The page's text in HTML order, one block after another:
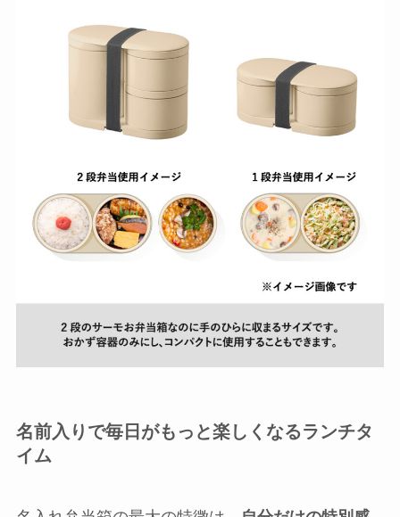
名前入りで毎日がもっと楽しくなるランチタ
イム